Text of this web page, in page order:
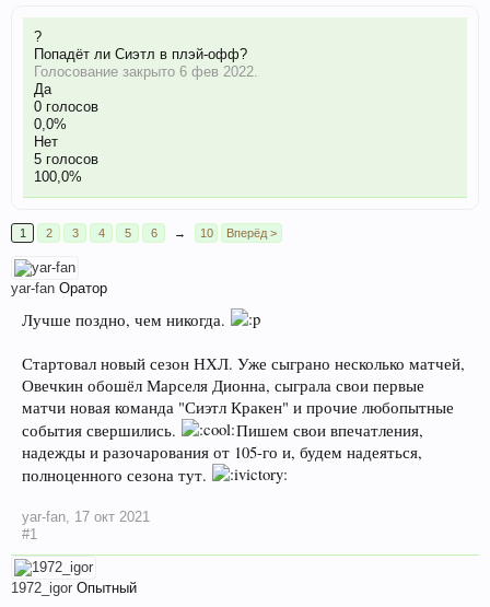
?
Попадёт ли Сиэтл в плэй-офф?
Голосование закрыто 6 фев 2022.
Да
0 голосов
0,0%
Нет
5 голосов
100,0%
1 2 3 4 5 6 → 10 Вперёд >
yar-fan Оратор
Лучше поздно, чем никогда.
Стартовал новый сезон НХЛ. Уже сыграно несколько матчей,
Овечкин обошёл Марселя Дионна, сыграла свои первые
матчи новая команда "Сиэтл Кракен" и прочие любопытные
события свершились.
Пишем свои впечатления,
надежды и разочарования от 105-го и, будем надеяться,
полноценного сезона тут.
yar-fan, 17 окт 2021
#1
1972_igor Опытный